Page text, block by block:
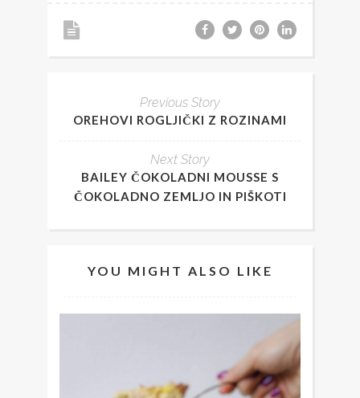
Previous Story
OREHOVI ROGLJIČKI Z ROZINAMI
Next Story
BAILEY ČOKOLADNI MOUSSE S
ČOKOLADNO ZEMLJO IN PIŠKOTI
YOU MIGHT ALSO LIKE